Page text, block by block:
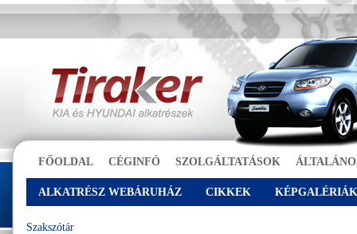
FŐOLDAL CÉGINFÓ SZOLGÁLTATÁSOK
ALKATRÉSZ WEBÁRUHÁZ CIKKEK KÉPGALÉRIÁK
Szakszótár